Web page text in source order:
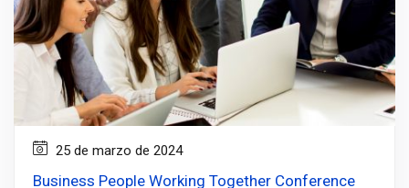
25 de marzo de 2024
Business People Working Together Conference